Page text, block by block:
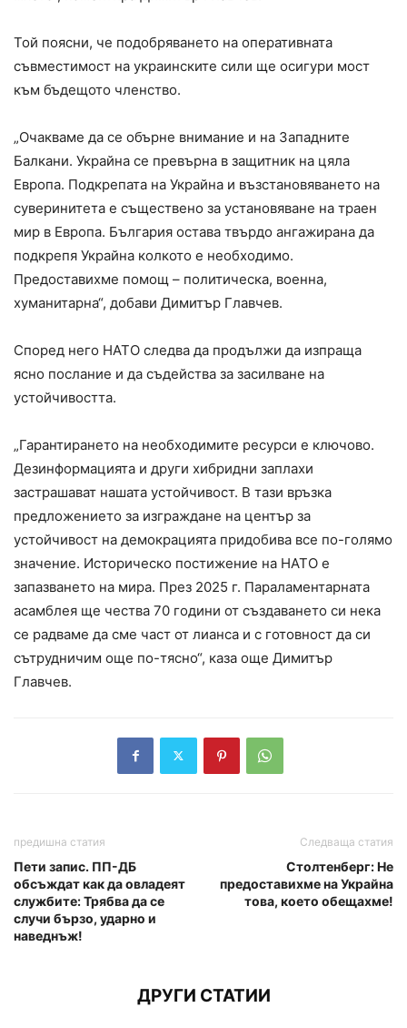
Той поясни, че подобряването на оперативната
съвместимост на украинските сили ще осигури мост
към бъдещото членство.
„Очакваме да се обърне внимание и на Западните
Балкани. Украйна се превърна в защитник на цяла
Европа. Подкрепата на Украйна и възстановяването на
суверинитета е съществено за установяване на траен
мир в Европа. България остава твърдо ангажирана да
подкрепя Украйна колкото е необходимо.
Предоставихме помощ – политическа, военна,
хуманитарна“, добави Димитър Главчев.
Според него НАТО следва да продължи да изпраща
ясно послание и да съдейства за засилване на
устойчивостта.
„Гарантирането на необходимите ресурси е ключово.
Дезинформацията и други хибридни заплахи
застрашават нашата устойчивост. В тази връзка
предложението за изграждане на център за
устойчивост на демокрацията придобива все по-голямо
значение. Историческо постижение на НАТО е
запазването на мира. През 2025 г. Параламентарната
асамблея ще чества 70 години от създаването си нека
се радваме да сме част от лианса и с готовност да си
сътрудничим още по-тясно“, каза още Димитър
Главчев.
предишна статия
Пети запис. ПП-ДБ
обсъждат как да овладеят
службите: Трябва да се
случи бързо, ударно и
наведнъж!
Следваща статия
Столтенберг: Не
предоставихме на Украйна
това, което обещахме!
ДРУГИ СТАТИИ